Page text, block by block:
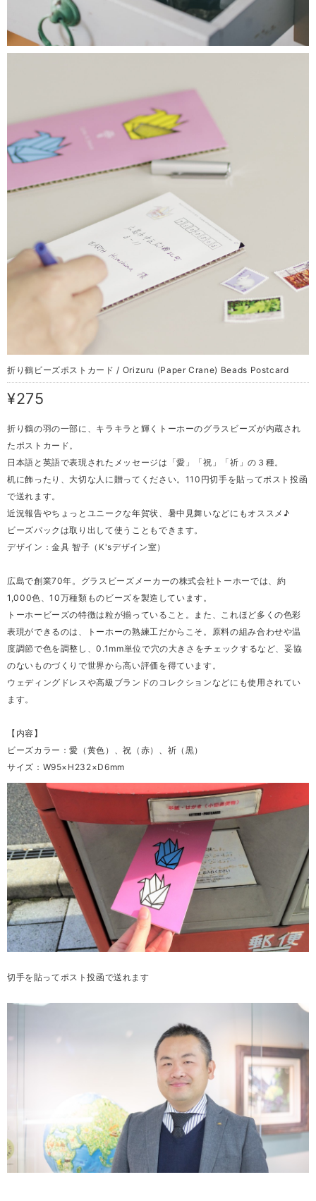
折り鶴ビーズポストカード / Orizuru (Paper Crane) Beads Postcard
¥275
折り鶴の羽の一部に、キラキラと輝くトーホーのグラスビーズが内蔵され
たポストカード。
日本語と英語で表現されたメッセージは「愛」「祝」「祈」の３種。
机に飾ったり、大切な人に贈ってください。110円切手を貼ってポスト投函
で送れます。
近況報告やちょっとユニークな年賀状、暑中見舞いなどにもオススメ♪
ビーズパックは取り出して使うこともできます。
デザイン：金具 智子（K'sデザイン室）
広島で創業70年。グラスビーズメーカーの株式会社トーホーでは、約
1,000色、10万種類ものビーズを製造しています。
トーホービーズの特徴は粒が揃っていること。また、これほど多くの色彩
表現ができるのは、トーホーの熟練工だからこそ。原料の組み合わせや温
度調節で色を調整し、0.1mm単位で穴の大きさをチェックするなど、妥協
のないものづくりで世界から高い評価を得ています。
ウェディングドレスや高級ブランドのコレクションなどにも使用されてい
ます。
【内容】
ビーズカラー：愛（黄色）、祝（赤）、祈（黒）
サイズ：W95×H232×D6mm
切手を貼ってポスト投函で送れます